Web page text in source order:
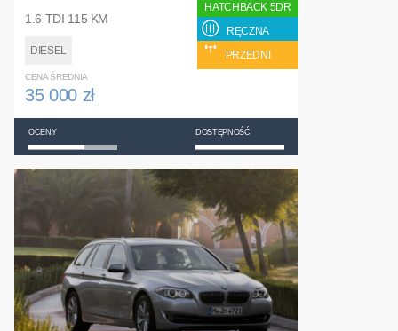
1.6 TDI 115 KM
DIESEL
HATCHBACK 5DR
RĘCZNA
PRZEDNI
CENA ŚREDNIA
35 000 zł
OCENY DOSTĘPNOŚĆ